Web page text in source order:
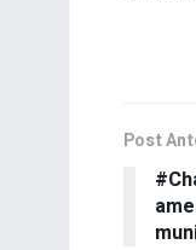
Post